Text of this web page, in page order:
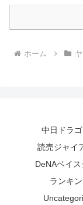
ホーム
中日ドラ
読売ジャイ
DeNAベイ
ランキ